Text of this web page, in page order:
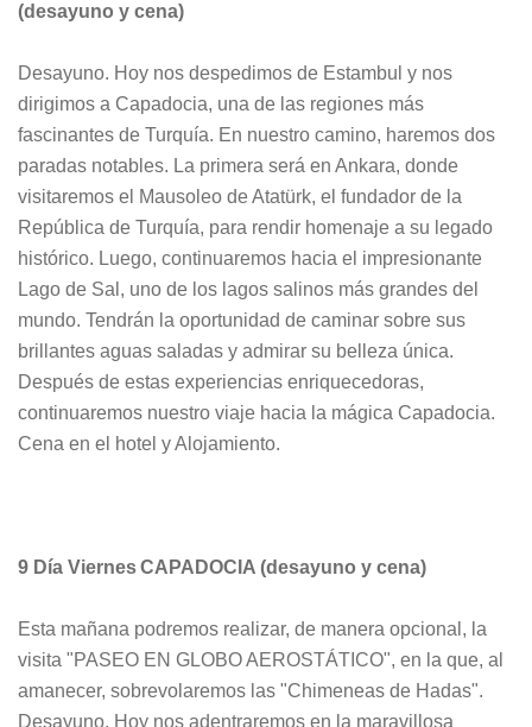
(desayuno y cena)
Desayuno. Hoy nos despedimos de Estambul y nos
dirigimos a Capadocia, una de las regiones más
fascinantes de Turquía. En nuestro camino, haremos dos
paradas notables. La primera será en Ankara, donde
visitaremos el Mausoleo de Atatürk, el fundador de la
República de Turquía, para rendir homenaje a su legado
histórico. Luego, continuaremos hacia el impresionante
Lago de Sal, uno de los lagos salinos más grandes del
mundo. Tendrán la oportunidad de caminar sobre sus
brillantes aguas saladas y admirar su belleza única.
Después de estas experiencias enriquecedoras,
continuaremos nuestro viaje hacia la mágica Capadocia.
Cena en el hotel y Alojamiento.
9 Día Viernes CAPADOCIA (desayuno y cena)
Esta mañana podremos realizar, de manera opcional, la
visita "PASEO EN GLOBO AEROSTÁTICO", en la que, al
amanecer, sobrevolaremos las "Chimeneas de Hadas".
Desayuno. Hoy nos adentraremos en la maravillosa